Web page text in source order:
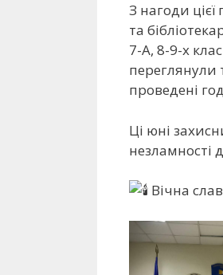
З нагоди
та
7-А, 8-9-х
переглянули
проведені
Ці юні
незламності
Вічна